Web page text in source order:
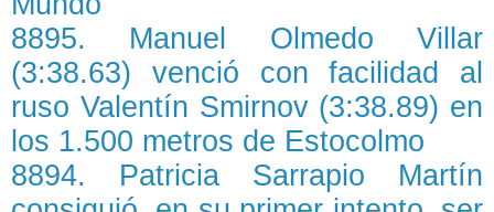
8895. Manuel Olmedo Villar
(3:38.63) venció con facilidad al
ruso Valentín Smirnov (3:38.89) en
los 1.500 metros de Estocolmo
8894. Patricia Sarrapio Martín